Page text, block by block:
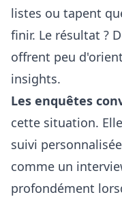
listes ou tapent
finir. Le résultat ?
offrent peu
insights.
Les enquêtes
cette situation.
suivi
comme un
profondément